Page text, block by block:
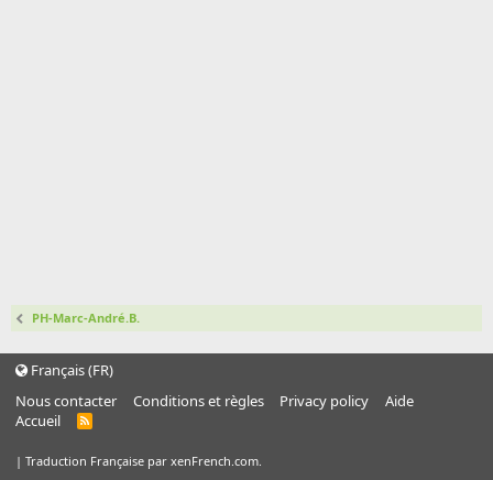
PH-Marc-André.B.
Français (FR)
Nous contacter
Conditions et règles Privacy policy
Aide
Accueil
R
| Traduction Française par xenFrench.com.